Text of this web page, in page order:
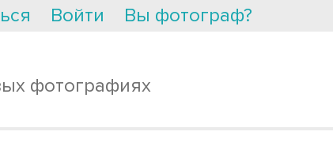
Войти Вы фотограф?
фотографиях